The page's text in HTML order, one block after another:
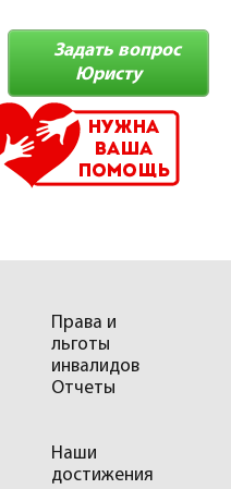
Задать вопрос
Юристу
Права и
льготы
инвалидов
Отчеты
Наши
достижения